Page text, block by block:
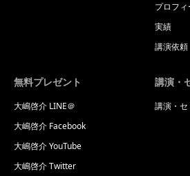
プロフ
実績
講演依頼
無料プレゼント
大嶋啓介 LINE＠
大嶋啓介 Facebook
大嶋啓介 YouTube
大嶋啓介 Twitter
講演・
講演・セ